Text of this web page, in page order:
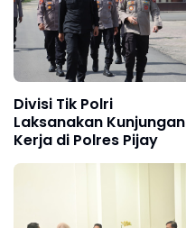
Divisi Tik Polri
Laksanakan Kunjungan
Kerja di Polres Pijay